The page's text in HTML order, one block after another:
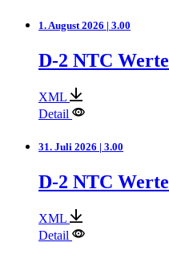
1. August 2026 | 3.00
D-2 NTC Werte
XML
Detail
31. Juli 2026 | 3.00
D-2 NTC Werte
XML
Detail